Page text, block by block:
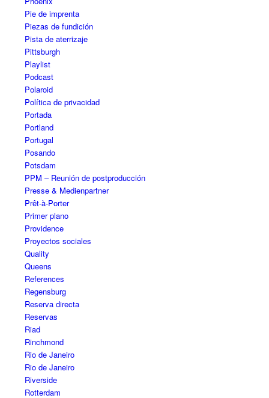
Pie de imprenta
Piezas de fundición
Pista de aterrizaje
Pittsburgh
Playlist
Podcast
Polaroid
Política de privacidad
Portada
Portland
Portugal
Posando
Potsdam
PPM – Reunión de postproducción
Presse & Medienpartner
Prêt-à-Porter
Primer plano
Providence
Proyectos sociales
Quality
Queens
References
Regensburg
Reserva directa
Reservas
Riad
Rinchmond
Rio de Janeiro
Rio de Janeiro
Riverside
Rotterdam